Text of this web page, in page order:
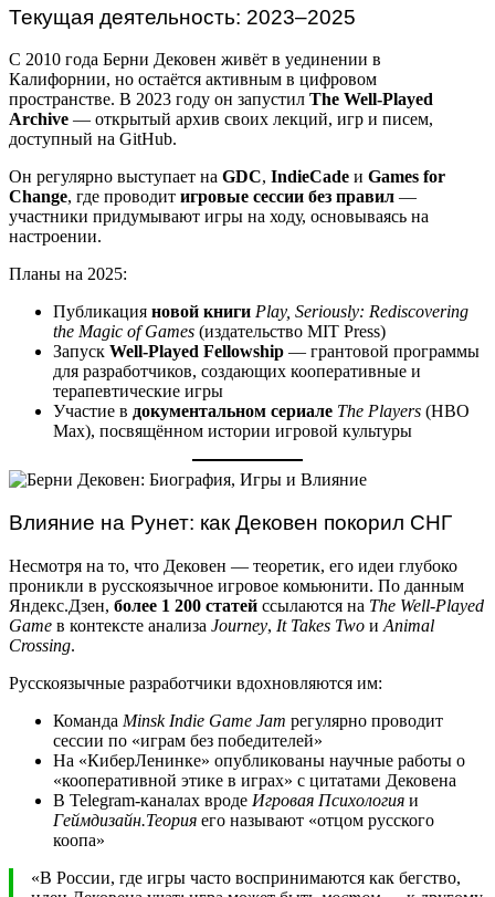
Текущая деятельность: 2023–2025
С 2010 года Берни Дековен живёт в уединении в
Калифорнии, но остаётся активным в цифровом
пространстве. В 2023 году он запустил The Well-Played
Archive — открытый архив своих лекций, игр и писем,
доступный на GitHub.
Он регулярно выступает на GDC, IndieCade и Games for
Change, где проводит игровые сессии без правил —
участники придумывают игры на ходу, основываясь на
настроении.
Планы на 2025:
Публикация новой книги Play, Seriously: Rediscovering
the Magic of Games (издательство MIT Press)
Запуск Well-Played Fellowship — грантовой программы
для разработчиков, создающих кооперативные и
терапевтические игры
Участие в документальном сериале The Players (HBO
Max), посвящённом истории игровой культуры
Влияние на Рунет: как Дековен покорил СНГ
Несмотря на то, что Дековен — теоретик, его идеи глубоко
проникли в русскоязычное игровое комьюнити. По данным
Яндекс.Дзен, более 1 200 статей ссылаются на The Well-Played
Game в контексте анализа Journey, It Takes Two и Animal
Crossing.
Русскоязычные разработчики вдохновляются им:
Команда Minsk Indie Game Jam регулярно проводит
сессии по «играм без победителей»
На «КиберЛенинке» опубликованы научные работы о
«кооперативной этике в играх» с цитатами Дековена
В Telegram-каналах вроде Игровая Психология и
Геймдизайн.Теория его называют «отцом русского
коопа»
«В России, где игры часто воспринимаются как бегство,